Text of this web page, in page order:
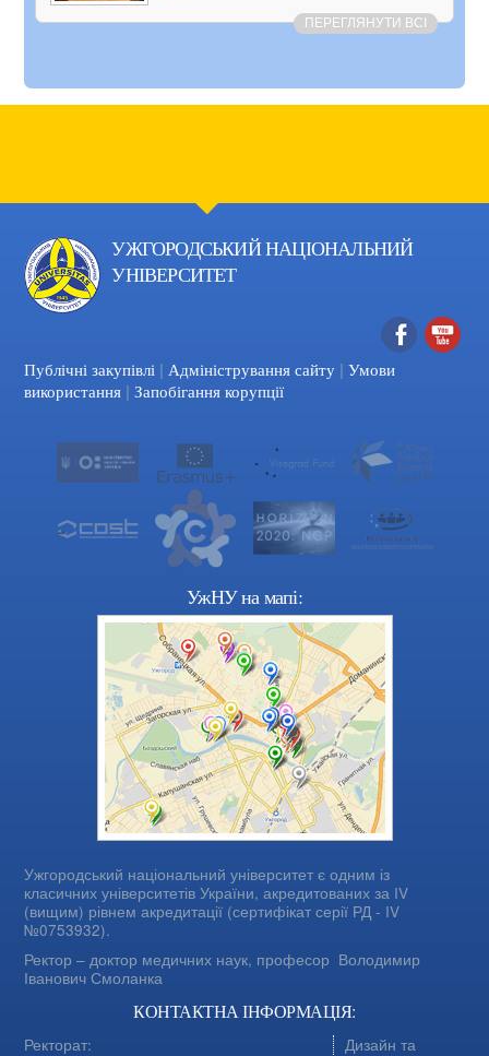
ПЕРЕГЛЯНУТИ ВСІ
УЖГОРОДСЬКИЙ НАЦІОНАЛЬНИЙ
УНІВЕРСИТЕТ
Facebook
Публічні закупівлі | Адміністрування сайту | Умови
використання | Запобігання корупції
УжНУ на мапі:
Ужгородський національний університет є одним із
класичних університетів України, акредитованих за IV
(вищим) рівнем акредитації (сертифікат серії РД - IV
№0753932).
Ректор – доктор медичних наук, професор Володимир
Іванович Смоланка
КОНТАКТНА ІНФОРМАЦІЯ:
Ректорат:
Дизайн та